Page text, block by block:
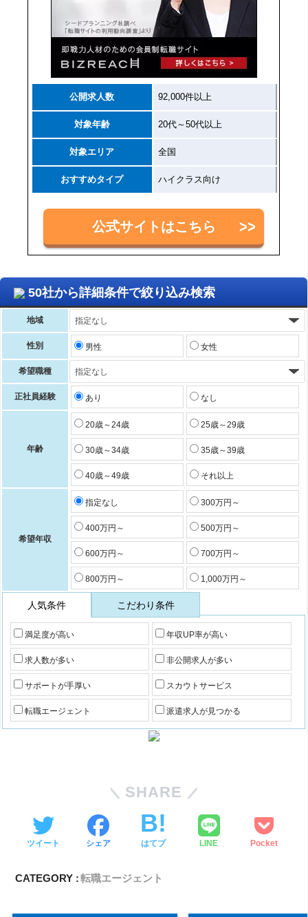
公開求人数 92,000件以上
対象年齢 20代～50代以上
対象エリア 全国
おすすめタイプ ハイクラス向け
公式サイトはこちら
50社から詳細条件で絞り込み検索
地域
性別 男性 女性
希望職種
正社員経験 あり なし
年齢
20歳～24歳 25歳～29歳
30歳～34歳 35歳～39歳
40歳～49歳 それ以上
希望年収
指定なし 300万円～
400万円～ 500万円～
600万円～ 700万円～
800万円～ 1,000万円～
人気条件 こだわり条件
満足度が高い 年収UP率が高い
求人数が多い 非公開求人が多い
サポートが手厚い スカウトサービス
転職エージェント 派遣求人が見つかる
SHARE
ツイート シェア はてブ LINE Pocket
CATEGORY :転職エージェント